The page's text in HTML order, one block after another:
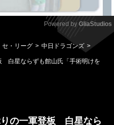
Mute
Powered by GliaStudios
セ・リーグ
中日ドラゴンズ
白星ならずも館山氏「手術明けを
の一軍登板 白星なら